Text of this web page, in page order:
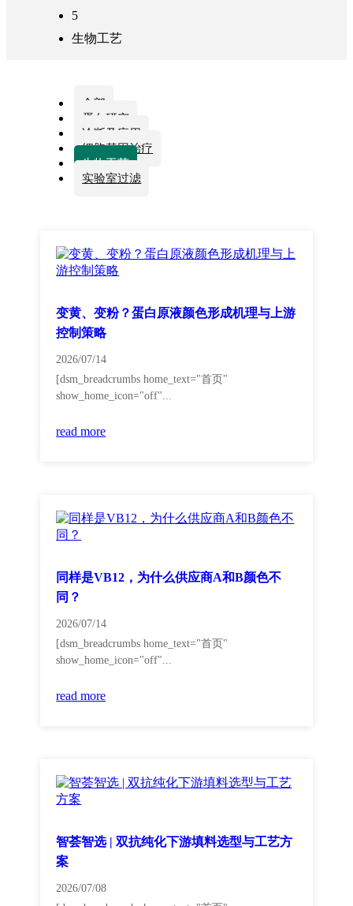
5
生物工艺
全部
蛋白研究
诊断及应用
细胞基因治疗
生物工艺
实验室过滤
变黄、变粉？蛋白原液颜色形成机理与上游
控制策略
2026/07/14
[dsm_breadcrumbs home_text="首页"
show_home_icon="off"...
read more
同样是VB12，为什么供应商A和B颜色不
同？
2026/07/14
[dsm_breadcrumbs home_text="首页"
show_home_icon="off"...
read more
智荟智选 | 双抗纯化下游填料选型与工艺方
案
2026/07/08